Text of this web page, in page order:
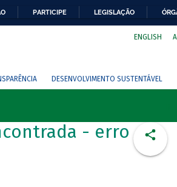
PARTICIPE LEGISLAÇÃO
ENGLISH
DESENVOLVIMENTO SUSTENTÁVEL
- erro